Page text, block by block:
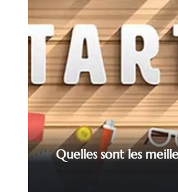
Quelles sont les